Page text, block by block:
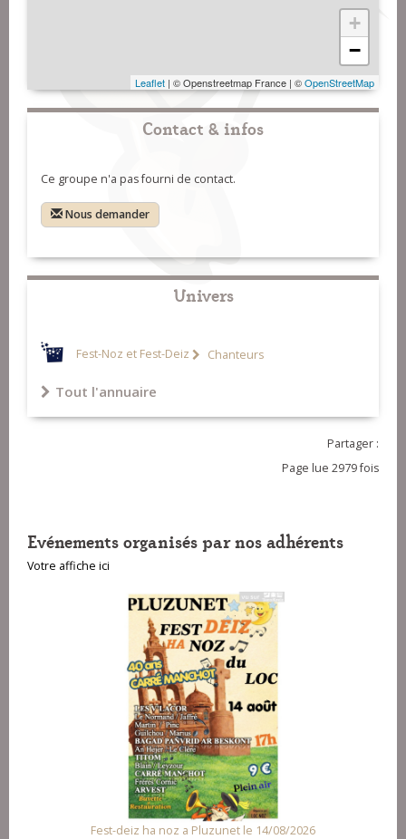
+
−
Leaflet | © Openstreetmap France | ©OpenStreetMap
Contact & infos
Ce groupe n'a pas fourni de contact.
Nous demander
Univers
Fest-Noz et Fest-Deiz Chanteurs
Tout l'annuaire
Partager :
Page lue 2979 fois
Evénements organisés par nos adhérents
Votre affiche ici
Fest-deiz ha noz a Pluzunet le 14/08/2026